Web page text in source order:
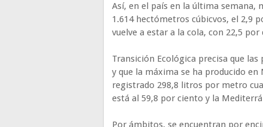
Así, en el país en la última semana,
1.614 hectómetros cúbicvos, el 2,9
vuelve a estar a la cola, con 22,5
Transición Ecológica precisa que
y que la máxima se ha producido en
registrado 298,8 litros por metro
está al 59,8 por ciento y la
Por ámbitos, se encuentran por